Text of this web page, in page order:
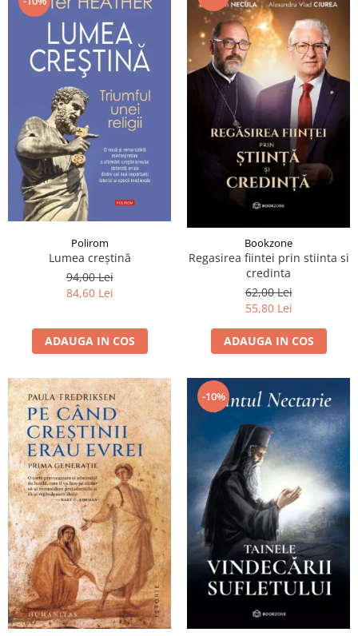
Polirom
Lumea creştină
94,00 Lei
84,60 Lei
ADAUGA IN COS
Bookzone
Regasirea fiintei prin stiinta si
credinta
62,00 Lei
55,80 Lei
ADAUGA IN COS
-10%